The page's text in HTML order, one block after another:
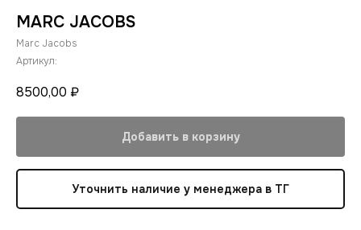
MARC JACOBS
Marc Jacobs
Артикул:
8500,00 ₽
Добавить в корзину
Уточнить наличие у менеджера в ТГ